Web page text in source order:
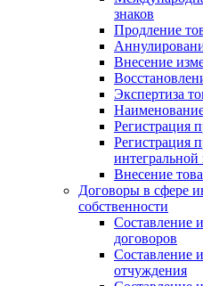
знаков
Продление
Внесение
Экспертиза
Регистрация
Регистрация
Внесение
Договоры в сфере
собственности
Составление
договоров
Составление
отчуждения